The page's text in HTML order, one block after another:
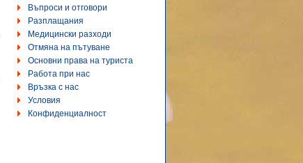
Въпроси и отговори
Разплащания
Медицински разходи
Отмяна на пътуване
Основни права на туриста
Работа при нас
Връзка с нас
Условия
Конфиденциалност